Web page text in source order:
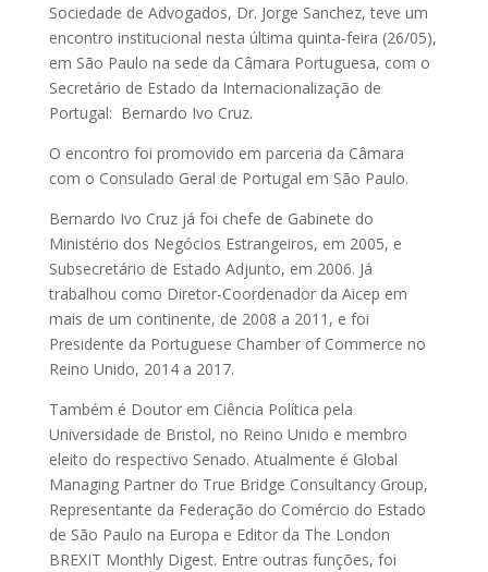
Sociedade de Advogados, Dr. Jorge Sanchez, teve um
encontro institucional nesta última quinta-feira (26/05),
em São Paulo na sede da Câmara Portuguesa, com o
Secretário de Estado da Internacionalização de
Portugal: Bernardo Ivo Cruz.
O encontro foi promovido em parceria da Câmara
com o Consulado Geral de Portugal em São Paulo.
Bernardo Ivo Cruz já foi chefe de Gabinete do
Ministério dos Negócios Estrangeiros, em 2005, e
Subsecretário de Estado Adjunto, em 2006. Já
trabalhou como Diretor-Coordenador da Aicep em
mais de um continente, de 2008 a 2011, e foi
Presidente da Portuguese Chamber of Commerce no
Reino Unido, 2014 a 2017.
Também é Doutor em Ciência Política pela
Universidade de Bristol, no Reino Unido e membro
eleito do respectivo Senado. Atualmente é Global
Managing Partner do True Bridge Consultancy Group,
Representante da Federação do Comércio do Estado
de São Paulo na Europa e Editor da The London
BREXIT Monthly Digest. Entre outras funções, foi